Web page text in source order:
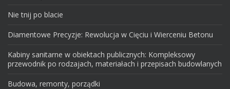
Nie tnij po blacie
Diamentowe Precyzje: Rewolucja w Cięciu i Wierceniu Betonu
Kabiny sanitarne w obiektach publicznych: Kompleksowy
przewodnik po rodzajach, materiałach i przepisach budowlanych
Budowa, remonty, porządki